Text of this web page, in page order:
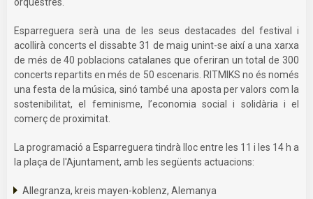
Esparreguera serà una de les seus destacades del festival i
acollirà concerts el dissabte 31 de maig unint-se així a una xarxa
de més de 40 poblacions catalanes que oferiran un total de 300
concerts repartits en més de 50 escenaris. RITMIKS no és només
una festa de la música, sinó també una aposta per valors com la
sostenibilitat, el feminisme, l’economia social i solidària i el
comerç de proximitat.
La programació a Esparreguera tindrà lloc entre les 11 i les 14 h a
la plaça de l'Ajuntament, amb les següents actuacions:
Allegranza, kreis mayen-koblenz, Alemanya